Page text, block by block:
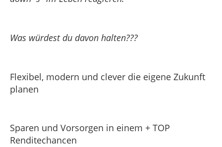
Was würdest du davon halten???
Flexibel, modern und clever die eigene Zukunft
planen
Sparen und Vorsorgen in einem + TOP
Renditechancen